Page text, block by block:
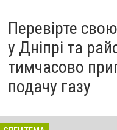
Перевірте
у Дніпрі та
тимчасово
подачу газу